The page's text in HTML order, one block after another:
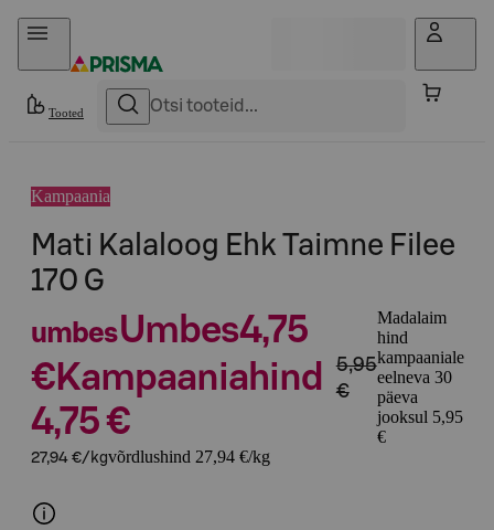
Otse sisu juurde
Tooted
Kampaania
Mati Kalaloog Ehk Taimne Filee
170 G
umbesUmbes4,75
€Kampaaniahind
4,75 €
5,95
€
Madalaim
hind
kampaaniale
eelneva 30
päeva
jooksul 5,95
€
27,94 €/kgvõrdlushind 27,94 €/kg